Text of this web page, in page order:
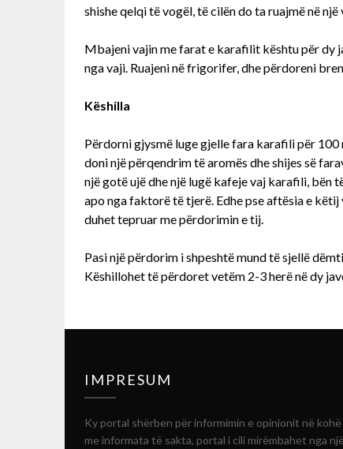
shishe qelqi të vogël, të cilën do ta ruajmë në
Mbajeni vajin me farat e karafilit kështu për dy
nga vaji. Ruajeni në frigorifer, dhe përdoreni
Këshilla
Përdorni gjysmë luge gjelle fara karafili për
doni një përqendrim të aromës dhe shijes së
një gotë ujë dhe një lugë kafeje vaj karafili, bën
apo nga faktorë të tjerë. Edhe pse aftësia e
duhet tepruar me përdorimin e tij.
Pasi një përdorim i shpeshtë mund të sjellë
Këshillohet të përdoret vetëm 2-3 herë në dy
IMPRESUM
Ky portal shërben për informimin e opinionit në kohë
me informata të sakta, portal i cili mirëmbahet nga